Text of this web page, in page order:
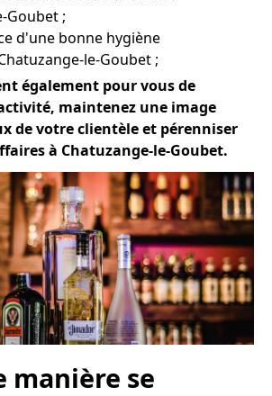
Goubet ;
d'une bonne hygiène
le-Goubet ;
également pour vous de
maintenez une image
de votre clientèle et pérenniser
à Chatuzange-le-Goubet.
manière se